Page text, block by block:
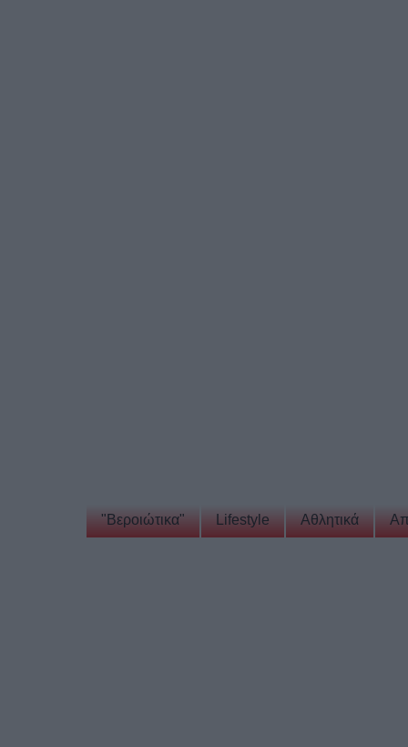
"Βεροιώτικα" Lifestyle Αθλητικά